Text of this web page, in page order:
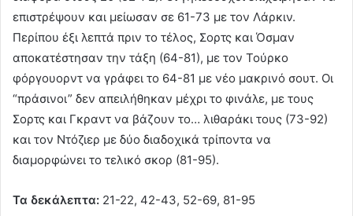
επιστρέψουν και μείωσαν σε 61-73 με τον Λάρκιν.
Περίπου έξι λεπτά πριν το τέλος, Σορτς και Όσμαν
αποκατέστησαν την τάξη (64-81), με τον Τούρκο
φόργουορντ να γράφει το 64-81 με νέο μακρινό σουτ. Οι
“πράσινοι” δεν απειλήθηκαν μέχρι το φινάλε, με τους
Σορτς και Γκραντ να βάζουν το… λιθαράκι τους (73-92)
και τον Ντόζιερ με δύο διαδοχικά τρίποντα να
διαμορφώνει το τελικό σκορ (81-95).
Τα δεκάλεπτα: 21-22, 42-43, 52-69, 81-95